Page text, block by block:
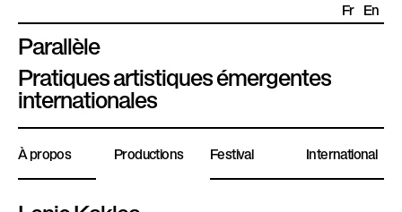
Parallèle
P
l
a
t
e
f
Pratiques artistiques émergentes
internationales
Fr En
À propos Productions Festival International